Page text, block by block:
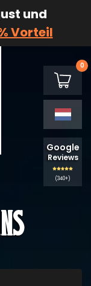
und
Vorteil
Huren
€0,00 0
Google
Reviews
(340+)